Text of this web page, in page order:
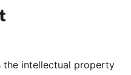
canal al YouTube
el nostre compte de Tumblr
the intellectual property